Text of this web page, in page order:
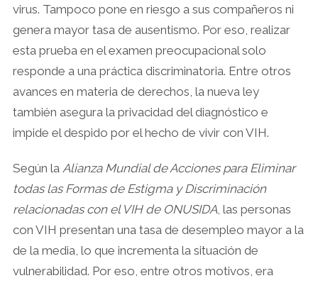
virus. Tampoco pone en riesgo a sus compañeros ni
genera mayor tasa de ausentismo. Por eso, realizar
esta prueba en el examen preocupacional solo
responde a una práctica discriminatoria. Entre otros
avances en materia de derechos, la nueva ley
también asegura la privacidad del diagnóstico e
impide el despido por el hecho de vivir con VIH.
Según la Alianza Mundial de Acciones para Eliminar
todas las Formas de Estigma y Discriminación
relacionadas con el VIH de ONUSIDA, las personas
con VIH presentan una tasa de desempleo mayor a la
de la media, lo que incrementa la situación de
vulnerabilidad. Por eso, entre otros motivos, era